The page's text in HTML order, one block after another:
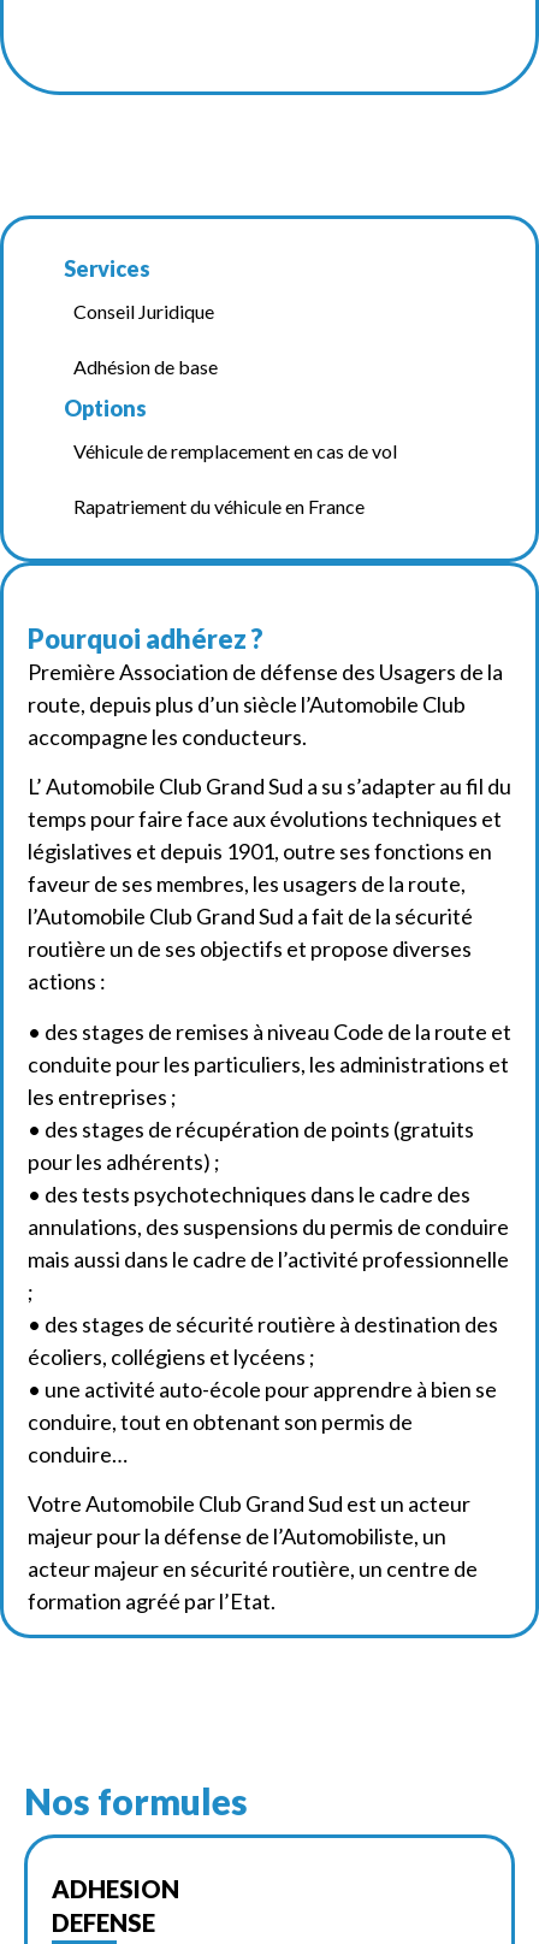
Services
Conseil Juridique
Adhésion de base
Options
Véhicule de remplacement en cas de vol
Rapatriement du véhicule en France
Pourquoi adhérez ?
Première Association de défense des Usagers de la
route, depuis plus d’un siècle l’Automobile Club
accompagne les conducteurs.
L’ Automobile Club Grand Sud a su s’adapter au fil du
temps pour faire face aux évolutions techniques et
législatives et depuis 1901, outre ses fonctions en
faveur de ses membres, les usagers de la route,
l’Automobile Club Grand Sud a fait de la sécurité
routière un de ses objectifs et propose diverses
actions :
• des stages de remises à niveau Code de la route et
conduite pour les particuliers, les administrations et
les entreprises ;
• des stages de récupération de points (gratuits
pour les adhérents) ;
• des tests psychotechniques dans le cadre des
annulations, des suspensions du permis de conduire
mais aussi dans le cadre de l’activité professionnelle
;
• des stages de sécurité routière à destination des
écoliers, collégiens et lycéens ;
• une activité auto-école pour apprendre à bien se
conduire, tout en obtenant son permis de
conduire…
Votre Automobile Club Grand Sud est un acteur
majeur pour la défense de l’Automobiliste, un
acteur majeur en sécurité routière, un centre de
formation agréé par l’Etat.
Nos formules
ADHESION
DEFENSE